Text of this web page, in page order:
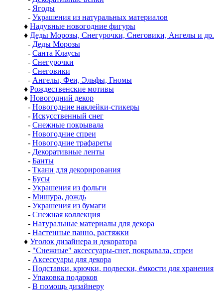
- Ягоды
- Украшения из натуральных материалов
♦ Надувные новогодние фигуры
♦ Деды Морозы, Снегурочки, Снеговики, Ангелы и др.
- Деды Морозы
- Санта Клаусы
- Снегурочки
- Снеговики
- Ангелы, Феи, Эльфы, Гномы
♦ Рождественские мотивы
♦ Новогодний декор
- Новогодние наклейки-стикеры
- Искусственный снег
- Снежные покрывала
- Новогодние спреи
- Новогодние трафареты
- Декоративные ленты
- Банты
- Ткани для декорирования
- Бусы
- Украшения из фольги
- Мишура, дождь
- Украшения из бумаги
- Снежная коллекция
- Натуральные материалы для декора
- Настенные панно, растяжки
♦ Уголок дизайнера и декоратора
- "Снежные" аксессуары-снег, покрывала, спреи
- Аксессуары для декора
- Подставки, крючки, подвески, ёмкости для хранения
- Упаковка подарков
- В помощь дизайнеру